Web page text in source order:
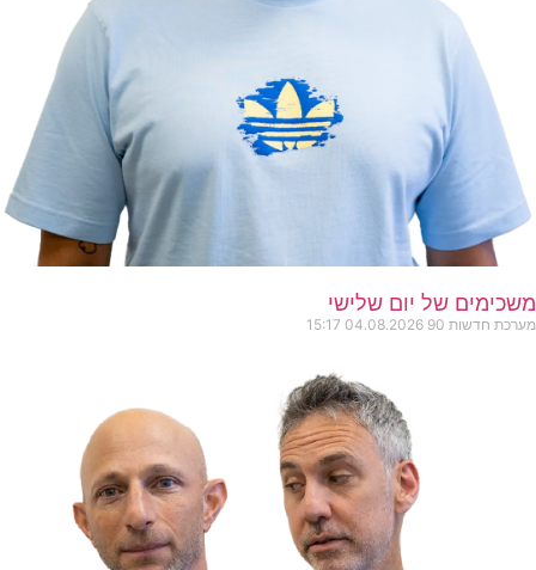
משכימים של יום שלישי
מערכת חדשות 90 04.08.2026
15:17